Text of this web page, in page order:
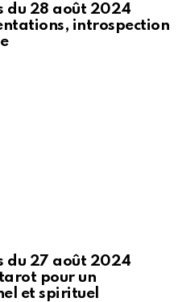
du 28 août 2024
introspection
du 27 août 2024
pour un
et spirituel